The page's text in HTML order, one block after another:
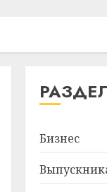
Бизнес